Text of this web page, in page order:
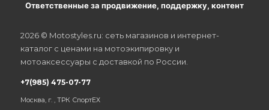
Ответственные за продвижение, поддержку, контент
2026 © Motostyles.ru: сеть магазинов и интернет-
каталог с ценами на мотоэкипировку и
мотоаксессуары с доставкой по России.
+7(985) 475-07-77
Москва, г. , ТРК СпортЕХ